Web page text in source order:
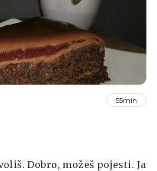
55min
Dobro, možeš pojesti. Ja